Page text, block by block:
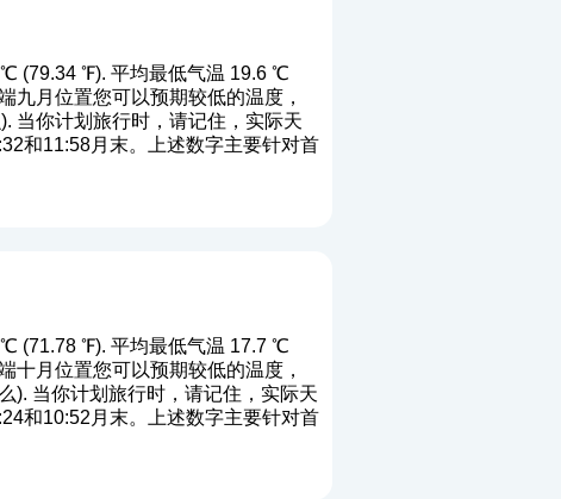
(79.34 ℉). 平均最低气温 19.6 ℃
月位置您可以预期较低的温度，
). 当你计划旅行时，请记住，实际天
和11:58月末。上述数字主要针对首
(71.78 ℉). 平均最低气温 17.7 ℃
月位置您可以预期较低的温度，
). 当你计划旅行时，请记住，实际天
和10:52月末。上述数字主要针对首